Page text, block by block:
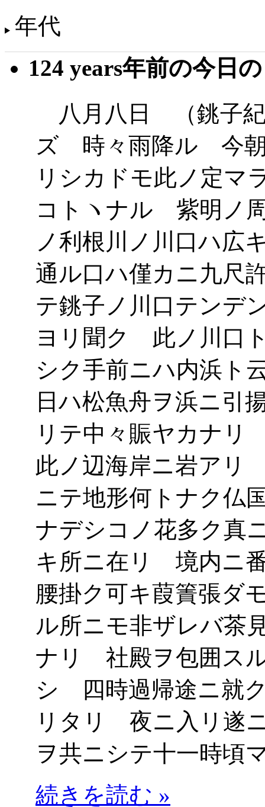
年代
124 years年前の今日
八月八日 （銚子
ズ 時々雨降ル 今朝
リシカドモ此ノ定マ
コトヽナル 紫明ノ
ノ利根川ノ川口ハ広
通ル口ハ僅カニ九尺
テ銚子ノ川口テンデ
ヨリ聞ク 此ノ川口
シク手前ニハ内浜ト
日ハ松魚舟ヲ浜ニ引
リテ中々賑ヤカナ
此ノ辺海岸ニ岩アリ
ニテ地形何トナク仏
ナデシコノ花多ク真
キ所ニ在リ 境内ニ
腰掛ク可キ葭簀張ダ
ル所ニモ非ザレバ茶
ナリ 社殿ヲ包囲ス
シ 四時過帰途ニ就
リタリ 夜ニ入リ遂
ヲ共ニシテ十一時頃
続きを読む »